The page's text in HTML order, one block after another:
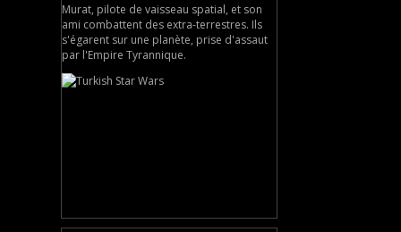
Murat, pilote de vaisseau spatial, et son
ami combattent des extra-terrestres. Ils
s'égarent sur une planète, prise d'assaut
par l'Empire Tyrannique.